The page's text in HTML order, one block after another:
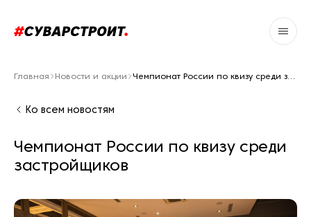
Главная Новости и акции
Ко всем новостям
Чемпионат России по квизу среди
застройщиков